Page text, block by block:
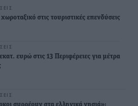
στις τουριστικές επενδύσεις
ευρώ στις 13 Περιφέρειες για μέτρα